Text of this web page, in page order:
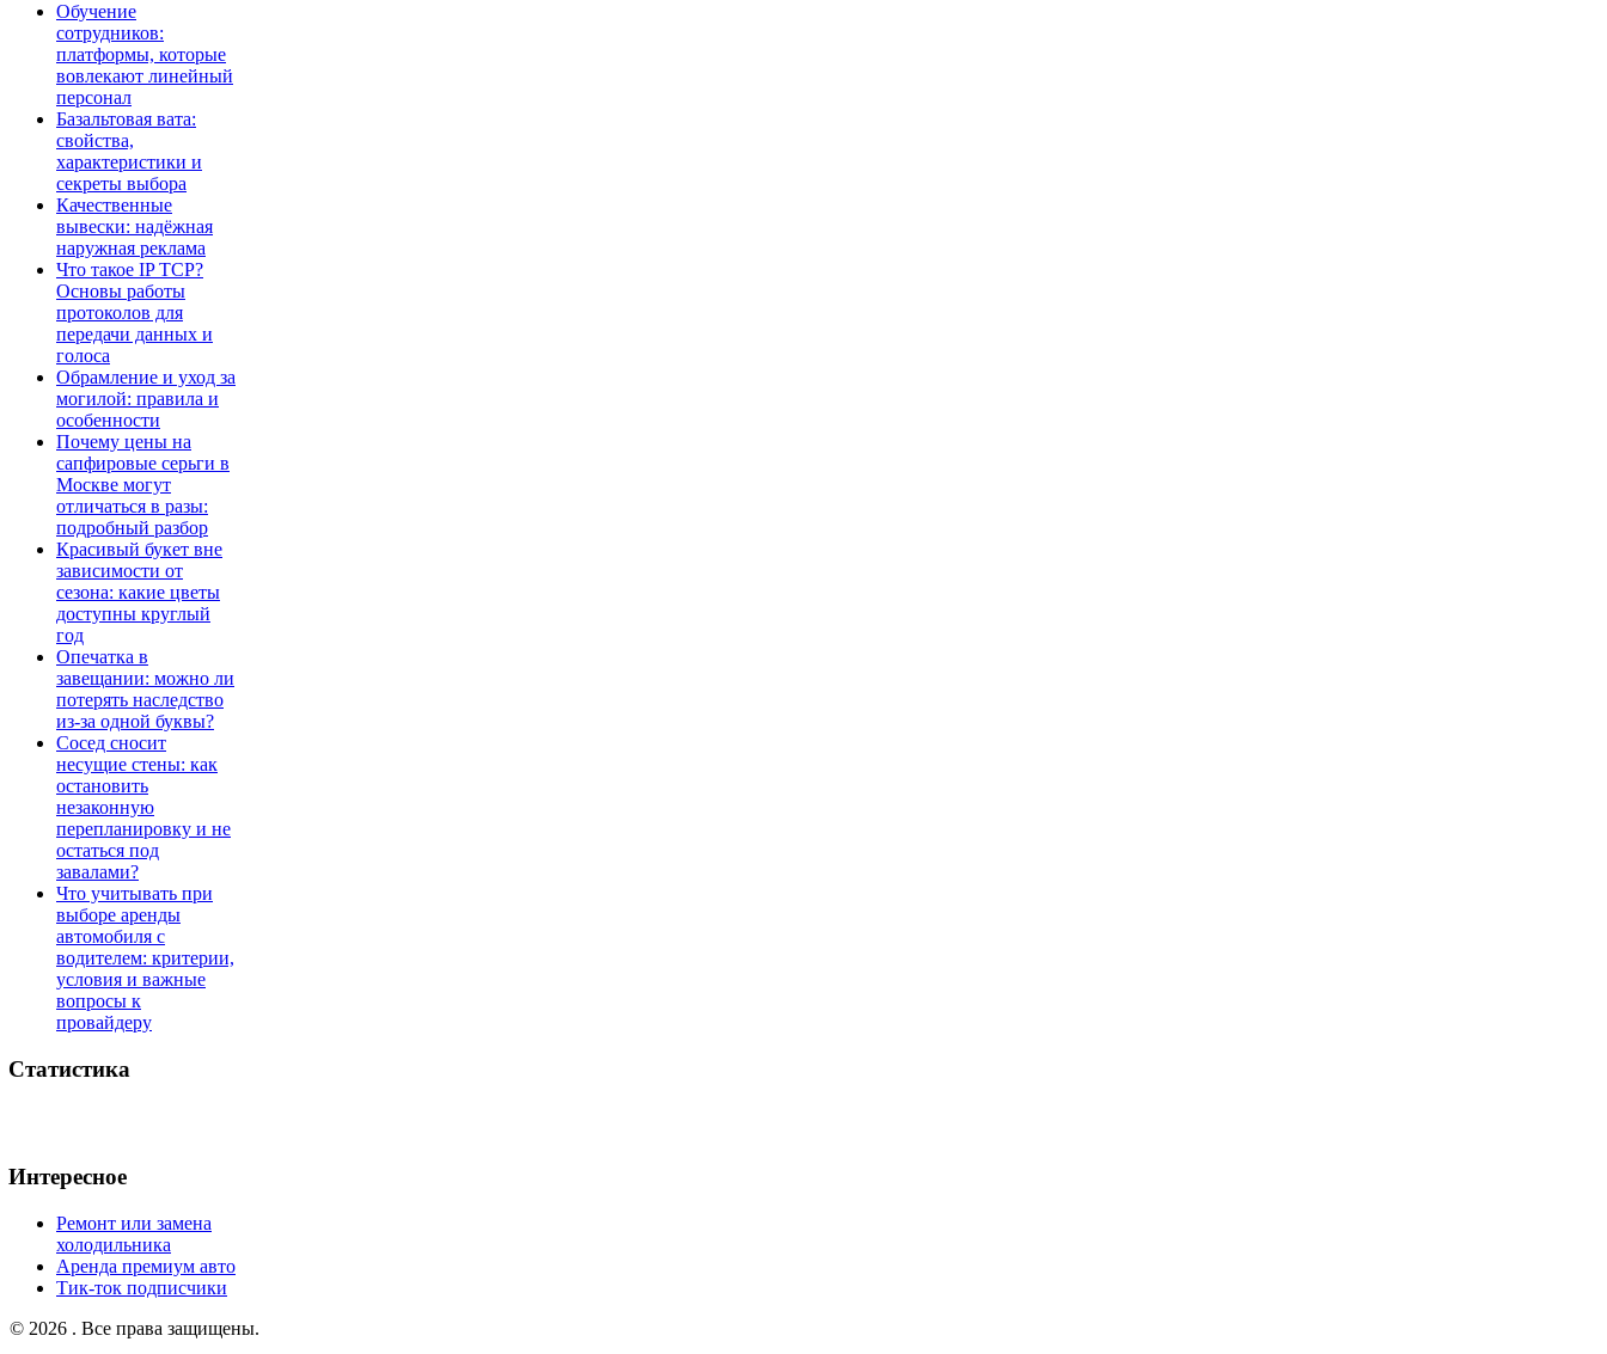
Обучение
сотрудников:
платформы, которые
вовлекают линейный
персонал
Базальтовая вата:
свойства,
характеристики и
секреты выбора
Качественные
вывески: надёжная
наружная реклама
Что такое IP TCP?
Основы работы
протоколов для
передачи данных и
голоса
Обрамление и уход за
могилой: правила и
особенности
Почему цены на
сапфировые серьги в
Москве могут
отличаться в разы:
подробный разбор
Красивый букет вне
зависимости от
сезона: какие цветы
доступны круглый
год
Опечатка в
завещании: можно ли
потерять наследство
из-за одной буквы?
Сосед сносит
несущие стены: как
остановить
незаконную
перепланировку и не
остаться под
завалами?
Что учитывать при
выборе аренды
автомобиля с
водителем: критерии,
условия и важные
вопросы к
провайдеру
Статистика
Интересное
Ремонт или замена
холодильника
Аренда премиум авто
Тик-ток подписчики
© 2026 . Все права защищены.